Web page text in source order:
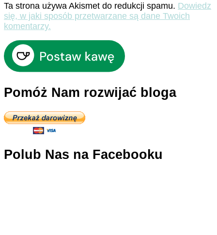
Ta strona używa Akismet do redukcji spamu. Dowiedz
się, w jaki sposób przetwarzane są dane Twoich
komentarzy.
Pomóż Nam rozwijać bloga
Polub Nas na Facebooku